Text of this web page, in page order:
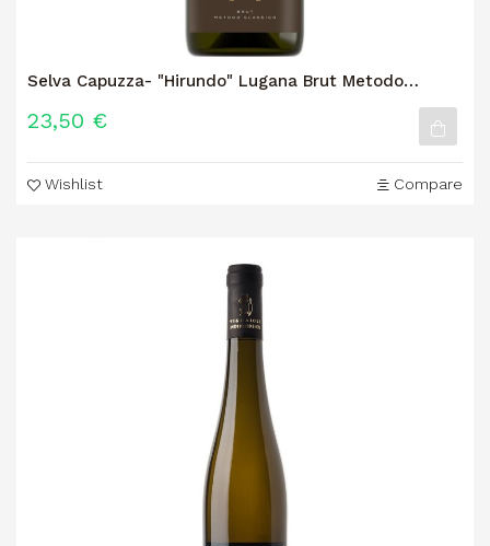
Selva Capuzza- "Hirundo" Lugana Brut Metodo
23,50 €
Wishlist Compare